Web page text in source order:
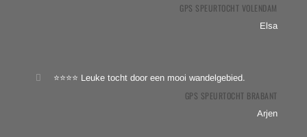
GPS SPEURTOCHT VOLENDAM
Elsa
⭐⭐⭐⭐ Leuke tocht door een mooi wandelgebied.
GPS SPEURTOCHT BRABANT
Arjen